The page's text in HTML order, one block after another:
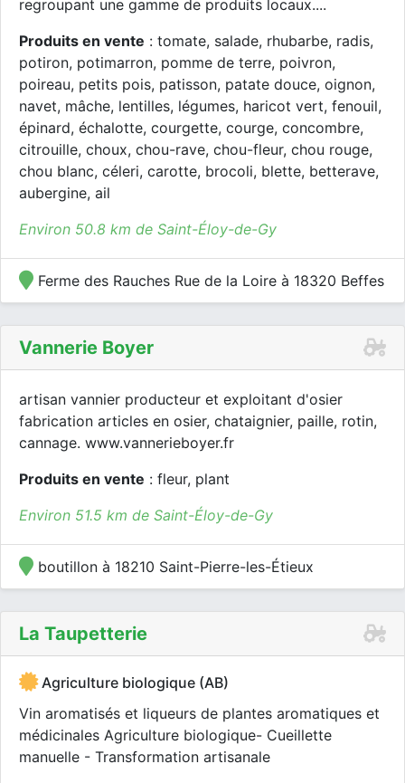
regroupant une gamme de produits locaux....
Produits en vente : tomate, salade, rhubarbe, radis,
potiron, potimarron, pomme de terre, poivron,
poireau, petits pois, patisson, patate douce, oignon,
navet, mâche, lentilles, légumes, haricot vert, fenouil,
épinard, échalotte, courgette, courge, concombre,
citrouille, choux, chou-rave, chou-fleur, chou rouge,
chou blanc, céleri, carotte, brocoli, blette, betterave,
aubergine, ail
Environ 50.8 km de Saint-Éloy-de-Gy
Ferme des Rauches Rue de la Loire à 18320 Beffes
Vannerie Boyer
artisan vannier producteur et exploitant d'osier
fabrication articles en osier, chataignier, paille, rotin,
cannage. www.vannerieboyer.fr
Produits en vente : fleur, plant
Environ 51.5 km de Saint-Éloy-de-Gy
boutillon à 18210 Saint-Pierre-les-Étieux
La Taupetterie
Agriculture biologique (AB)
Vin aromatisés et liqueurs de plantes aromatiques et
médicinales Agriculture biologique- Cueillette
manuelle - Transformation artisanale